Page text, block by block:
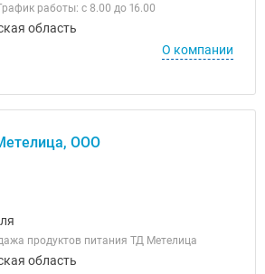
работы: с 8.00 до 16.00
область
О компании
ООО
продуктов питания ТД Метелица
область